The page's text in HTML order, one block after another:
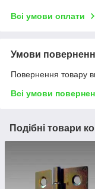
Всі умови оплати
Умови
Повернення товару
Всі умови
Подібні товари